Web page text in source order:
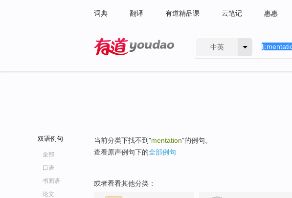
词典 翻译 有道精品课 云笔记 惠惠
中英
双语例句
全部
口语
书面语
论文
当前分类下找不到"mentation"的例句。
查看原声例句下的全部例句
或者看看其他分类：